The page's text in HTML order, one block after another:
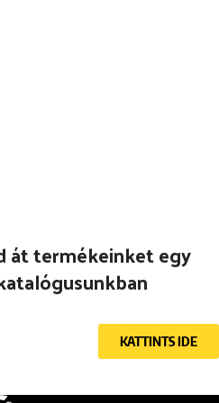
át termékeinket egy
KATTINTS IDE